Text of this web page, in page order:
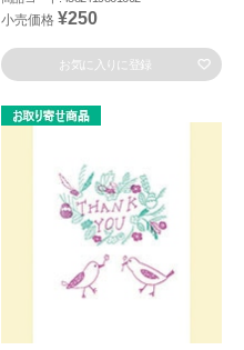
小売価格 ¥250
お気に入りに登録